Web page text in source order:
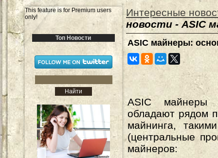
This feature is for Premium users
only!
Топ Новости
Интересные
новости - ASIC
ASIC майнеры:
ASIC майнеры
обладают рядом
майнинга,
(центральные
майнеров: